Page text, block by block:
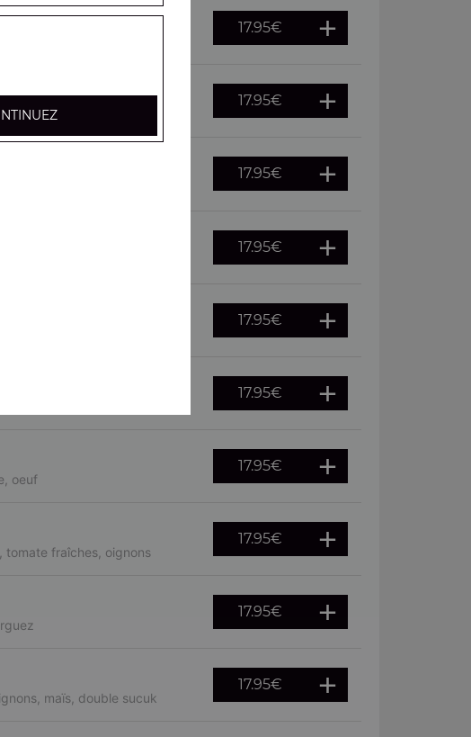
de mer, citron
17.95€
tomates fraîches
17.95€
17.95€
17.95€
17.95€
17.95€
oeuf
17.95€
tomate fraîches, oignons
17.95€
17.95€
maïs, double sucuk
17.95€